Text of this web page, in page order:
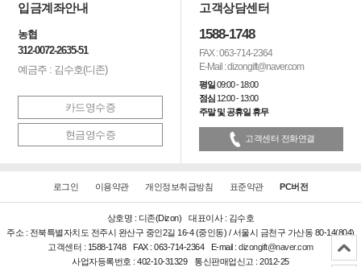
입금계좌안내
농협
312-0072-2635-51
예금주 : 김수호(디존)
카드영수증
현금영수증
고객상담센터
1588-1748
FAX : 063-714-2364
E-Mail : dizongift@naver.com
평일09:00 - 18:00
점심 12:00 - 13:00
주말 및 공휴일 휴무
고객센터 전화연결
로그인 이용약관 개인정보취급방침 표준약관 PC버전
상호명 : 디존(Dizon)
대표이사 : 김수호
주소 : 전북특별자치도 전주시 완산구 중인2길 16-4 (중인동) / 서울시 금천구 가산동 80-14(804)
고객센터 : 1588-1748
FAX : 063-714-2364 E-mail :dizongift@naver.com
사업자등록번호 : 402-10-31329
통신판매업신고 : 2012-25